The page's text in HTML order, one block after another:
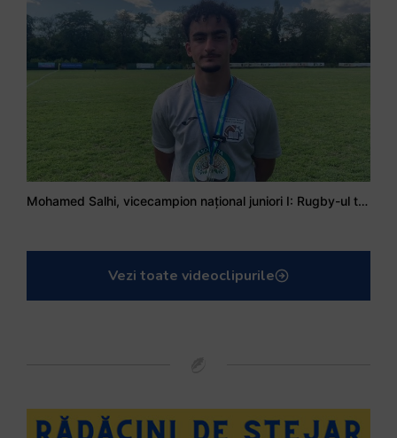
Mohamed Salhi, vicecampion național juniori I: Rugby-ul te învață să accepți și înfrângerile
Vezi toate videoclipurile